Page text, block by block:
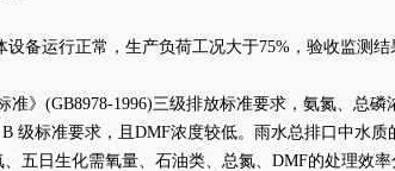
备运行正常，生产负荷工况大于75%，验收监测结
》(GB8978-1996)三级排放标准要求，氨氮、总
级标准要求，且DMF浓度较低。雨水总排口中水质
日生化需氧量、石油类、总氮、DMF的处理效率